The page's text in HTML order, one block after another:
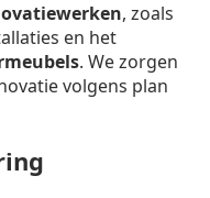
, zoals
en het
. We zorgen
volgens plan